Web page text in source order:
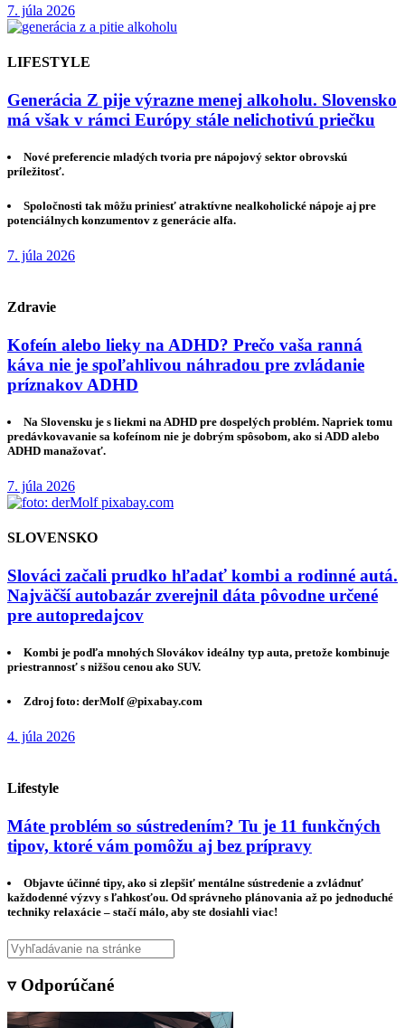
7. júla 2026
LIFESTYLE
Generácia Z pije výrazne menej alkoholu. Slovensko
má však v rámci Európy stále nelichotivú priečku
Nové preferencie mladých tvoria pre nápojový sektor obrovskú
príležitosť.
Spoločnosti tak môžu priniesť atraktívne nealkoholické nápoje aj pre
potenciálnych konzumentov z generácie alfa.
7. júla 2026
Zdravie
Kofeín alebo lieky na ADHD? Prečo vaša ranná
káva nie je spoľahlivou náhradou pre zvládanie
príznakov ADHD
Na Slovensku je s liekmi na ADHD pre dospelých problém. Napriek tomu
predávkovavanie sa kofeínom nie je dobrým spôsobom, ako si ADD alebo
ADHD manažovať.
7. júla 2026
SLOVENSKO
Slováci začali prudko hľadať kombi a rodinné autá.
Najväčší autobazár zverejnil dáta pôvodne určené
pre autopredajcov
Kombi je podľa mnohých Slovákov ideálny typ auta, pretože kombinuje
priestrannosť s nižšou cenou ako SUV.
Zdroj foto: derMolf @pixabay.com
4. júla 2026
Lifestyle
Máte problém so sústredením? Tu je 11 funkčných
tipov, ktoré vám pomôžu aj bez prípravy
Objavte účinné tipy, ako si zlepšiť mentálne sústredenie a zvládnuť
každodenné výzvy s ľahkosťou. Od správneho plánovania až po jednoduché
techniky relaxácie – stačí málo, aby ste dosiahli viac!
▿ Odporúčané